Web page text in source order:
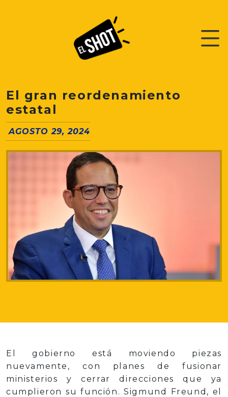
El gran reordenamiento
estatal
AGOSTO 29, 2024
El gobierno está moviendo piezas
nuevamente, con planes de fusionar
ministerios y cerrar direcciones que ya
cumplieron su función. Sigmund Freund, el